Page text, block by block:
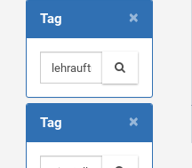
×
Tag
×
Tag